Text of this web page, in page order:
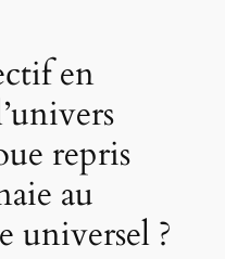
en
repris
au
universel ?